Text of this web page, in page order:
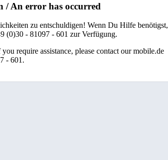
/ An error has occurred
zu entschuldigen! Wenn Du Hilfe benötigst,
(0)30 - 81097 - 601 zur Verfügung.
require assistance, please contact our mobile.de
- 601.